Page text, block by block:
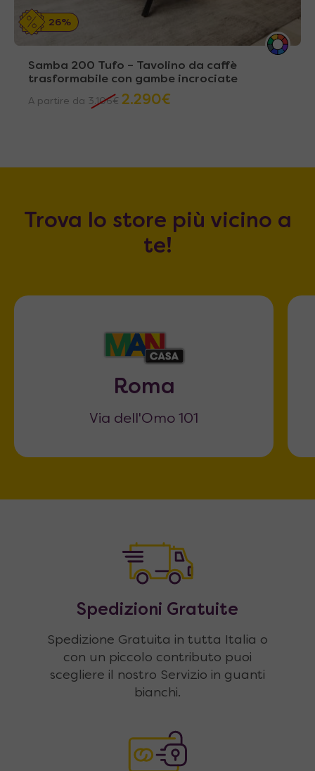
26%
Samba 200 Tufo – Tavolino da caffè
trasformabile con gambe incrociate
A partire da 3.106€ 2.290€
Trova lo store più vicino a
te!
Roma
Via dell'Omo 101
Spedizioni Gratuite
Spedizione Gratuita in tutta Italia o
con un piccolo contributo puoi
scegliere il nostro Servizio in guanti
bianchi.